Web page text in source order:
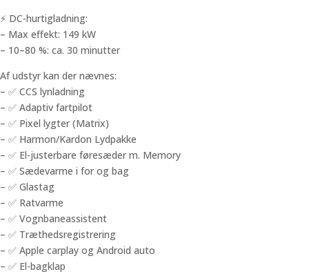
⚡ DC-hurtigladning:
– Max effekt: 149 kW
– 10–80 %: ca. 30 minutter
Af udstyr kan der nævnes:
– ✅ CCS lynladning
– ✅ Adaptiv fartpilot
– ✅ Pixel lygter (Matrix)
– ✅ Harmon/Kardon Lydpakke
– ✅ El-justerbare føresæder m. Memory
– ✅ Sædevarme i for og bag
– ✅ Glastag
– ✅ Ratvarme
– ✅ Vognbaneassistent
– ✅ Træthedsregistrering
– ✅ Apple carplay og Android auto
– ✅ El-bagklap